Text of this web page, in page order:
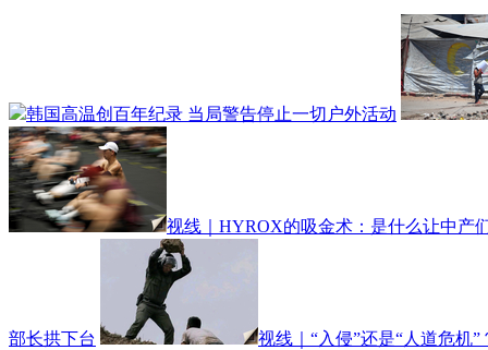
韩国高温创百年纪录 当局警告停止一切户外活动
视线｜HYROX的吸金术：是什么让中产
部长拱下台 视线｜“入侵”还是“人道危机